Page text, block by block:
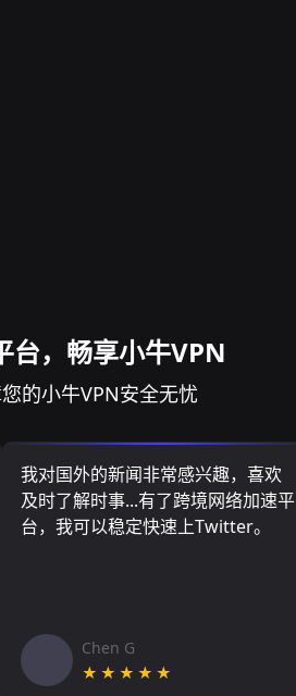
台，畅享小牛VPN
的小牛VPN安全无忧
我对国外的新闻非常感兴趣，喜欢
及时了解时事...有了跨境网络加速平
台，我可以稳定快速上Twitter。
Chen G
★★★★★